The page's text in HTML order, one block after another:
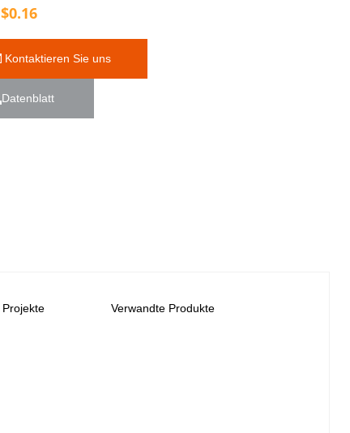
$0.16
Kontaktieren Sie uns
Datenblatt
Projekte Verwandte Produkte